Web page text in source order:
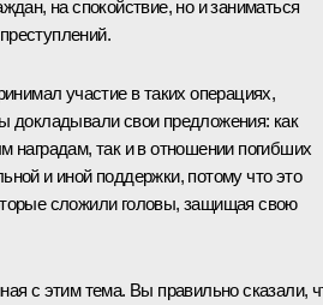
на спокойствие, но и заниматься
участие в таких операциях,
докладывали свои предложения: как
наградам, так и в отношении погибших
и иной поддержки, потому что это
сложили головы, защищая свою
с этим тема. Вы правильно сказали,